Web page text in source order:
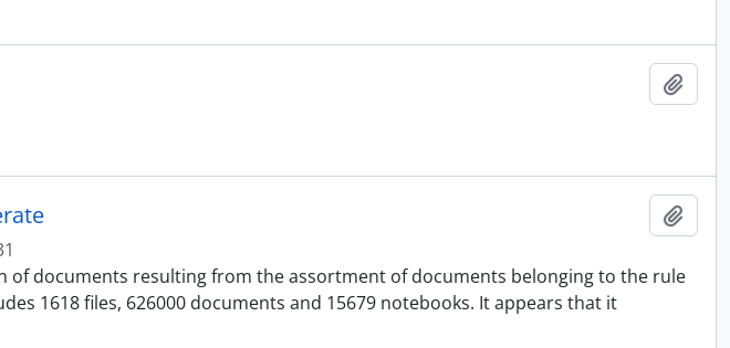
of documents resulting from the assortment of documents belonging to the rule
1618 files, 626000 documents and 15679 notebooks. It appears that it